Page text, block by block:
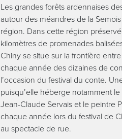
Les grandes forêts ardennaises
autour des méandres de la
région. Dans cette région
kilomètres de promenades
Chiny se situe sur la frontière
chaque année des dizaines de
l’occasion du festival du conte.
puisqu’elle héberge notamment
Jean-Claude Servais et le peintre
chaque année lors du festival de
au spectacle de rue.